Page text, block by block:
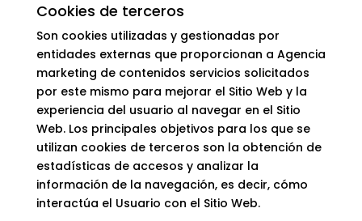
Cookies de terceros
Son cookies utilizadas y gestionadas por
entidades externas que proporcionan a Agencia
marketing de contenidos servicios solicitados
por este mismo para mejorar el Sitio Web y la
experiencia del usuario al navegar en el Sitio
Web. Los principales objetivos para los que se
utilizan cookies de terceros son la obtención de
estadísticas de accesos y analizar la
información de la navegación, es decir, cómo
interactúa el Usuario con el Sitio Web.